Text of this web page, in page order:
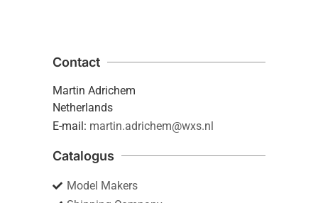
Contact
Martin Adrichem
Netherlands
E-mail: martin.adrichem@wxs.nl
Catalogus
Model Makers